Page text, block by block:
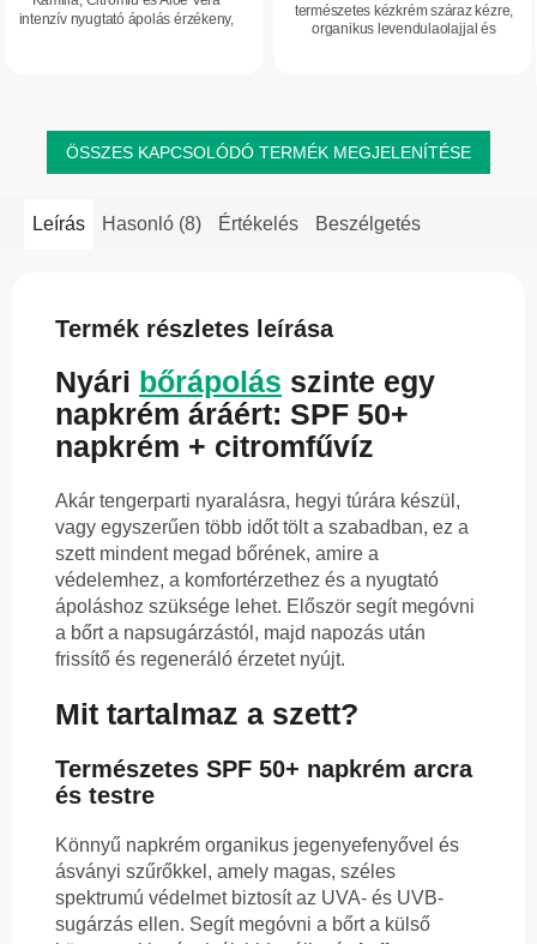
intenzív nyugtató ápolás érzékeny,
természetes kézkrém száraz kézre,
organikus levendulaolajjal és
ÖSSZES KAPCSOLÓDÓ TERMÉK MEGJELENÍTÉSE
Leírás Hasonló (8) Értékelés Beszélgetés
Termék részletes leírása
Nyári bőrápolás szinte egy
napkrém áráért: SPF 50+
napkrém + citromfűvíz
Akár tengerparti nyaralásra, hegyi túrára készül,
vagy egyszerűen több időt tölt a szabadban, ez a
szett mindent megad bőrének, amire a
védelemhez, a komfortérzethez és a nyugtató
ápoláshoz szüksége lehet. Először segít megóvni
a bőrt a napsugárzástól, majd napozás után
frissítő és regeneráló érzetet nyújt.
Mit tartalmaz a szett?
Természetes SPF 50+ napkrém arcra
és testre
Könnyű napkrém organikus jegenyefenyővel és
ásványi szűrőkkel, amely magas, széles
spektrumú védelmet biztosít az UVA- és UVB-
sugárzás ellen. Segít megóvni a bőrt a külső